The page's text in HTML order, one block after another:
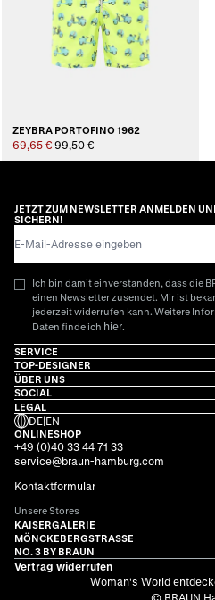
ZEYBRA PORTOFINO 1962
69,65 € 99,50 €
JETZT ZUM NEWSLETTER ANMELDEN
SICHERN!
Ich bin damit einverstanden, dass die
einen Newsletter zusendet. Mir ist
jederzeit widerrufen kann. Weitere
Daten finde ich hier.
SERVICE
TOP-DESIGNER
ÜBER UNS
SOCIAL
LEGAL
DE|EN
ONLINESHOP
+49 (0)40 33 44 71 33
service@braun-hamburg.com
Kontaktformular
Unsere Stores
KAISERGALERIE
MÖNCKEBERGSTRASSE
NO. 3 BY BRAUN
Vertrag widerrufen
Woman's World
© BRAUN